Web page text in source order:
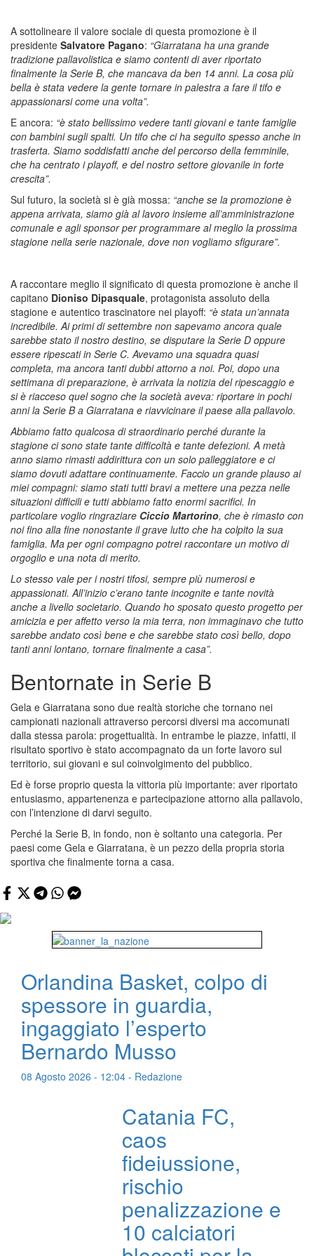
A sottolineare il valore sociale di questa promozione è il
presidente Salvatore Pagano: “Giarratana ha una grande
tradizione pallavolistica e siamo contenti di aver riportato
finalmente la Serie B, che mancava da ben 14 anni. La cosa più
bella è stata vedere la gente tornare in palestra a fare il tifo e
appassionarsi come una volta”.
E ancora: “è stato bellissimo vedere tanti giovani e tante famiglie
con bambini sugli spalti. Un tifo che ci ha seguito spesso anche in
trasferta. Siamo soddisfatti anche del percorso della femminile,
che ha centrato i playoff, e del nostro settore giovanile in forte
crescita”.
Sul futuro, la società si è già mossa: “anche se la promozione è
appena arrivata, siamo già al lavoro insieme all’amministrazione
comunale e agli sponsor per programmare al meglio la prossima
stagione nella serie nazionale, dove non vogliamo sfigurare”.
A raccontare meglio il significato di questa promozione è anche il
capitano Dioniso Dipasquale, protagonista assoluto della
stagione e autentico trascinatore nei playoff: “è stata un’annata
incredibile. Ai primi di settembre non sapevamo ancora quale
sarebbe stato il nostro destino, se disputare la Serie D oppure
essere ripescati in Serie C. Avevamo una squadra quasi
completa, ma ancora tanti dubbi attorno a noi. Poi, dopo una
settimana di preparazione, è arrivata la notizia del ripescaggio e
si è riacceso quel sogno che la società aveva: riportare in pochi
anni la Serie B a Giarratana e riavvicinare il paese alla pallavolo.
Abbiamo fatto qualcosa di straordinario perché durante la
stagione ci sono state tante difficoltà e tante defezioni. A metà
anno siamo rimasti addirittura con un solo palleggiatore e ci
siamo dovuti adattare continuamente. Faccio un grande plauso ai
miei compagni: siamo stati tutti bravi a mettere una pezza nelle
situazioni difficili e tutti abbiamo fatto enormi sacrifici. In
particolare voglio ringraziare Ciccio Martorino, che è rimasto con
noi fino alla fine nonostante il grave lutto che ha colpito la sua
famiglia. Ma per ogni compagno potrei raccontare un motivo di
orgoglio e una nota di merito.
Lo stesso vale per i nostri tifosi, sempre più numerosi e
appassionati. All’inizio c’erano tante incognite e tante novità
anche a livello societario. Quando ho sposato questo progetto per
amicizia e per affetto verso la mia terra, non immaginavo che tutto
sarebbe andato così bene e che sarebbe stato così bello, dopo
tanti anni lontano, tornare finalmente a casa”.
Bentornate in Serie B
Gela e Giarratana sono due realtà storiche che tornano nei
campionati nazionali attraverso percorsi diversi ma accomunati
dalla stessa parola: progettualità. In entrambe le piazze, infatti, il
risultato sportivo è stato accompagnato da un forte lavoro sul
territorio, sui giovani e sul coinvolgimento del pubblico.
Ed è forse proprio questa la vittoria più importante: aver riportato
entusiasmo, appartenenza e partecipazione attorno alla pallavolo,
con l’intenzione di darvi seguito.
Perché la Serie B, in fondo, non è soltanto una categoria. Per
paesi come Gela e Giarratana, è un pezzo della propria storia
sportiva che finalmente torna a casa.
Orlandina Basket, colpo di
spessore in guardia,
ingaggiato l’esperto
Bernardo Musso
08 Agosto 2026 - 12:04 - Redazione
Catania FC,
caos
fideiussione,
rischio
penalizzazione e
10 calciatori